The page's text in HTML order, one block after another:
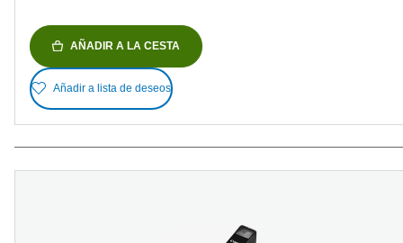
AÑADIR A LA CESTA
Añadir a lista de deseos